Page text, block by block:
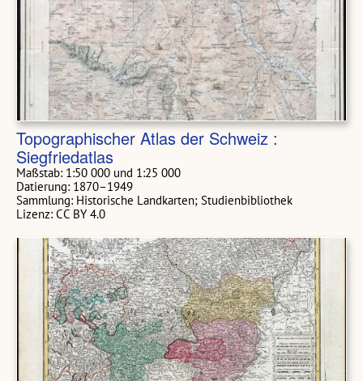
Topographischer Atlas der Schweiz :
Siegfriedatlas
Maßstab: 1:50 000 und 1:25 000
Datierung: 1870–1949
Sammlung: Historische Landkarten; Studienbibliothek
Lizenz: CC BY 4.0